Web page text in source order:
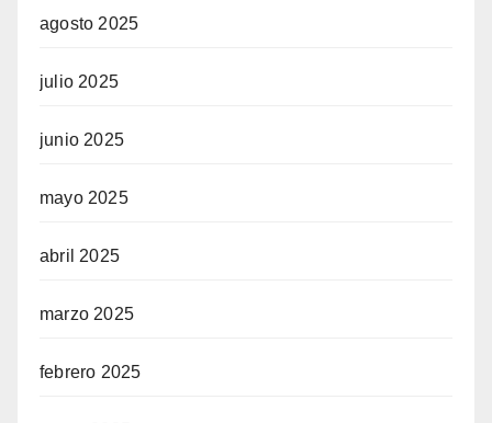
agosto 2025
julio 2025
junio 2025
mayo 2025
abril 2025
marzo 2025
febrero 2025